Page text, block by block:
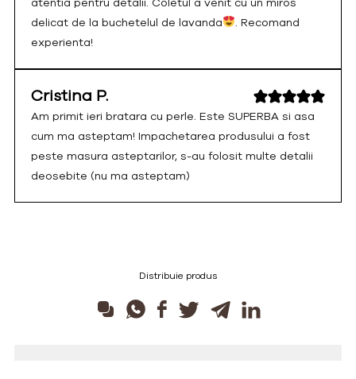
delicat de la buchetelul de lavanda
. Recomand
experienta!
Cristina P.
Am primit ieri bratara cu perle. Este SUPERBA si asa
cum ma asteptam! Impachetarea produsului a fost
peste masura asteptarilor, s-au folosit multe detalii
deosebite (nu ma asteptam)
Distribuie produs